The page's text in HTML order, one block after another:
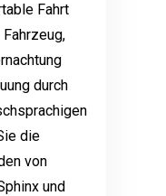
Fahrt
durch
die
von
und